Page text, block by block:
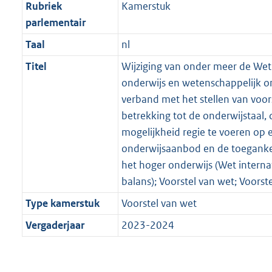
Rubriek
parlementair
Kamerstuk
Taal
nl
Titel
Wijziging van onder meer de
onderwijs en wetenschappelijk
verband met het stellen van
betrekking tot de onderwijstaal,
mogelijkheid regie te voeren op
onderwijsaanbod en de
het hoger onderwijs (Wet
balans); Voorstel van wet;
Type kamerstuk
Voorstel van wet
Vergaderjaar
2023-2024